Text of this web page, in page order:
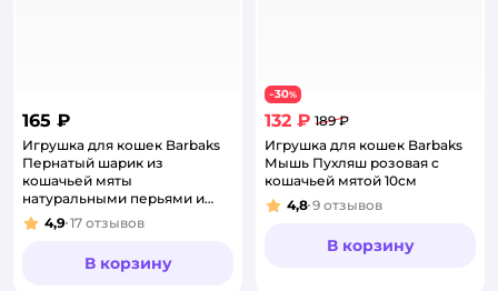
165 ₽
Игрушка для кошек Barbaks
Пернатый шарик из
кошачьей мяты
натуральными перьями и
палочками мататаби 9см
Рейтинг:
4,9 17 отзывов
В корзину
−30%
132 ₽ 189 ₽
Игрушка для кошек Barbaks
Мышь Пухляш розовая с
кошачьей мятой 10см
Рейтинг:
4,8 9 отзывов
В корзину